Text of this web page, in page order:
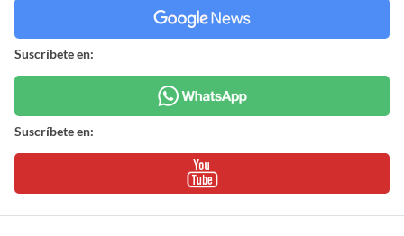
Suscríbete en:
Suscríbete en: